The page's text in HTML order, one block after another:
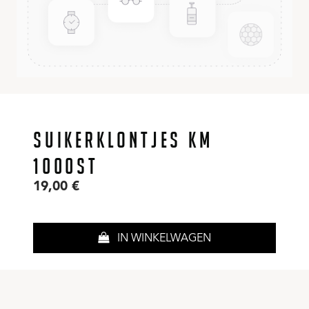
SUIKERKLONTJES KM
1000ST
19,00 €
IN WINKELWAGEN